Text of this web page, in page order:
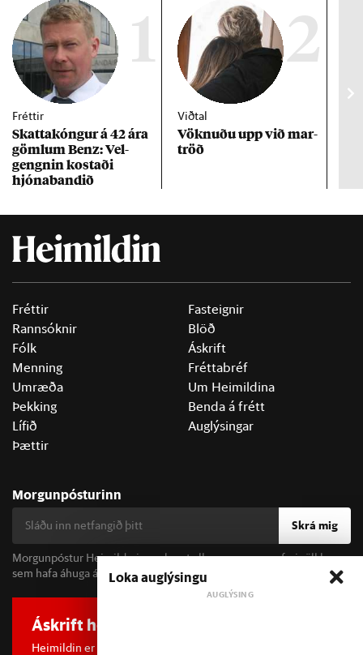
1
Fréttir
Skattakóng­ur á 42 ára
göml­um Benz: Vel­
gengn­in kostaði
hjóna­band­ið
2
Viðtal
Vökn­uðu upp við mar­
tröð
Fréttir
Rannsóknir
Fólk
Menning
Umræða
Þekking
Lífið
Þættir
Fasteignir
Blöð
Áskrift
Fréttabréf
Um Heimildina
Benda á frétt
Auglýsingar
Morgunpósturinn
Skrá mig
Morgunpóstur Heimildarinnar berst alla morgna og er fyrir öll þau
sem hafa áhuga á fréttum og þjóðfélagsumræðu.
Áskrift hefur áhrif
Heimildin er í dreifðu eignarhaldi og óháð
Loka auglýsingu